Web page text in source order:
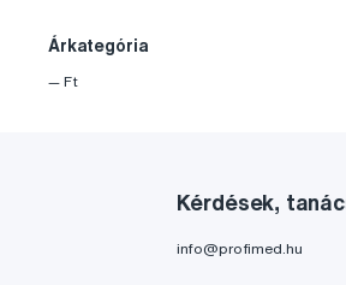
Árkategória
—Ft
Kérdések,
info@profimed.hu